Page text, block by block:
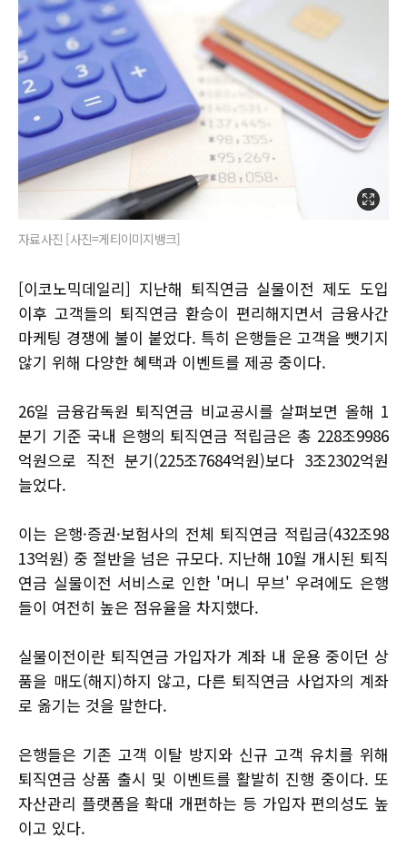
자료사진 [사진=게티이미지뱅크]
[이코노믹데일리] 지난해 퇴직연금 실물이전 제도 도입
이후 고객들의 퇴직연금 환승이 편리해지면서 금융사간
마케팅 경쟁에 불이 붙었다. 특히 은행들은 고객을 뺏기지
않기 위해 다양한 혜택과 이벤트를 제공 중이다.
26일 금융감독원 퇴직연금 비교공시를 살펴보면 올해 1
분기 기준 국내 은행의 퇴직연금 적립금은 총 228조9986
억원으로 직전 분기(225조7684억원)보다 3조2302억원
늘었다.
이는 은행·증권·보험사의 전체 퇴직연금 적립금(432조98
13억원) 중 절반을 넘은 규모다. 지난해 10월 개시된 퇴직
연금 실물이전 서비스로 인한 '머니 무브' 우려에도 은행
들이 여전히 높은 점유율을 차지했다.
실물이전이란 퇴직연금 가입자가 계좌 내 운용 중이던 상
품을 매도(해지)하지 않고, 다른 퇴직연금 사업자의 계좌
로 옮기는 것을 말한다.
은행들은 기존 고객 이탈 방지와 신규 고객 유치를 위해
퇴직연금 상품 출시 및 이벤트를 활발히 진행 중이다. 또
자산관리 플랫폼을 확대 개편하는 등 가입자 편의성도 높
이고 있다.